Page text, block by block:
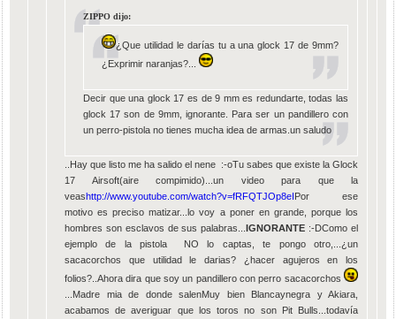
ZIPPO dijo:
¿Que utilidad le darías tu a una glock 17 de 9mm?
¿Exprimir naranjas?...
Decir que una glock 17 es de 9 mm es redundarte, todas las
glock 17 son de 9mm, ignorante. Para ser un pandillero con
un perro-pistola no tienes mucha idea de armas.un saludo
..Hay que listo me ha salido el nene :-oTu sabes que existe la Glock
17 Airsoft(aire compimido)...un video para que la
veashttp://www.youtube.com/watch?v=fRFQTJOp8eIPor ese
motivo es preciso matizar...lo voy a poner en grande, porque los
hombres son esclavos de sus palabras...IGNORANTE :-DComo el
ejemplo de la pistola NO lo captas, te pongo otro,...¿un
sacacorchos que utilidad le darias? ¿hacer agujeros en los
folios?..Ahora dira que soy un pandillero con perro sacacorchos
...Madre mia de donde salenMuy bien Blancaynegra y Akiara,
acabamos de averiguar que los toros no son Pit Bulls...todavía